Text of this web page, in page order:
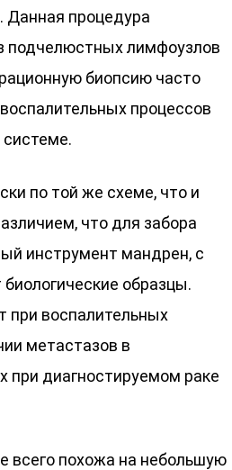
Данная процедура
подчелюстных лимфоузлов
биопсию часто
процессов
по той же схеме, что и
что для забора
инструмент мандрен, с
образцы.
при воспалительных
метастазов в
при диагностируемом раке
всего похожа на небольшую